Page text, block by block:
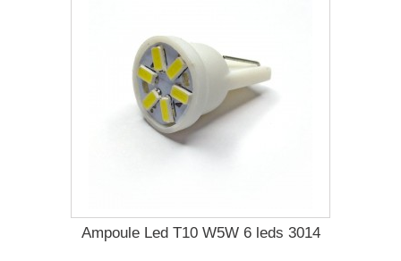
Ampoule Led T10 W5W 6 leds 3014